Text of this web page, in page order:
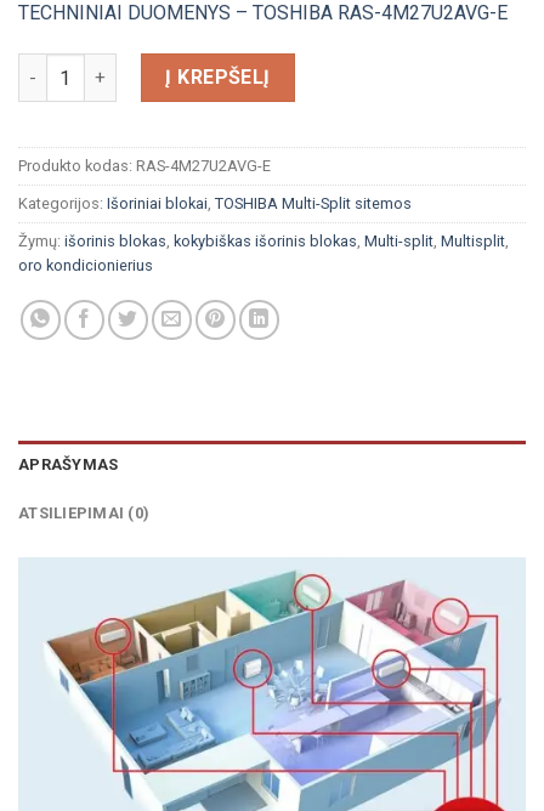
TECHNINIAI DUOMENYS – TOSHIBA RAS-4M27U2AVG-E
produkto kiekis: Toshiba Multi-Split išorinis blokas keturių
Į KREPŠELĮ
Produkto kodas: RAS-4M27U2AVG-E
Kategorijos: Išoriniai blokai TOSHIBA Multi-Split sitemos
Žymų: išorinis blokas kokybiškas išorinis blokas Multi-split Multisplit
oro kondicionierius
APRAŠYMAS
ATSILIEPIMAI (0)